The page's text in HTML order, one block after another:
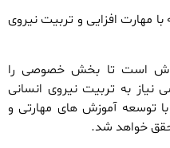
مهارت افزایی و تربیت نیروی
است تا بخش خصوصی را
به تربیت نیروی انسانی
توسعه آموزش های مهارتی و
خواهد شد.